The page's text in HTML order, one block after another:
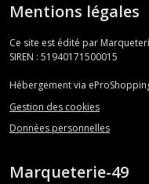
Mentions légales
Ce site est édité par
SIREN : 51940171500015
Hébergement via
Gestion des cookies
Données personnelles
Marqueterie-49